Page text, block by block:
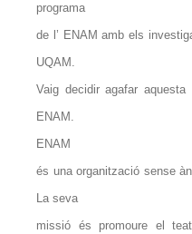
programa
de l’ ENAM amb els
UQAM.
Vaig decidir agafar
ENAM.
ENAM
és una organització sense
La seva
missió és promoure el